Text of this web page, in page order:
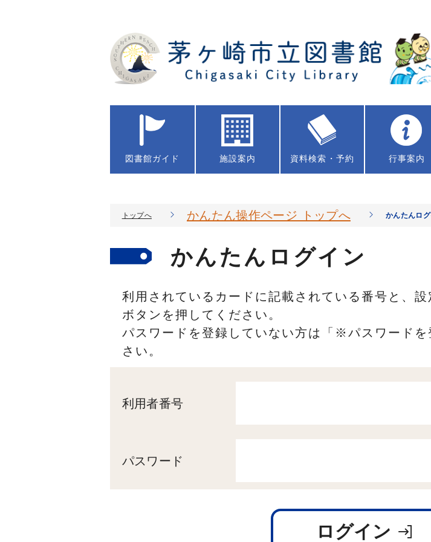
図書館ガイド 施設案内 資料検索・予約 行事案内
トップへ かんたん操作ページ トップへ かんたんロ
かんたんログイン
利用されているカードに記載されている番号と、
ボタンを押してください。
パスワードを登録していない方は「※パスワード
さい。
利用者番号
パスワード
ログイン